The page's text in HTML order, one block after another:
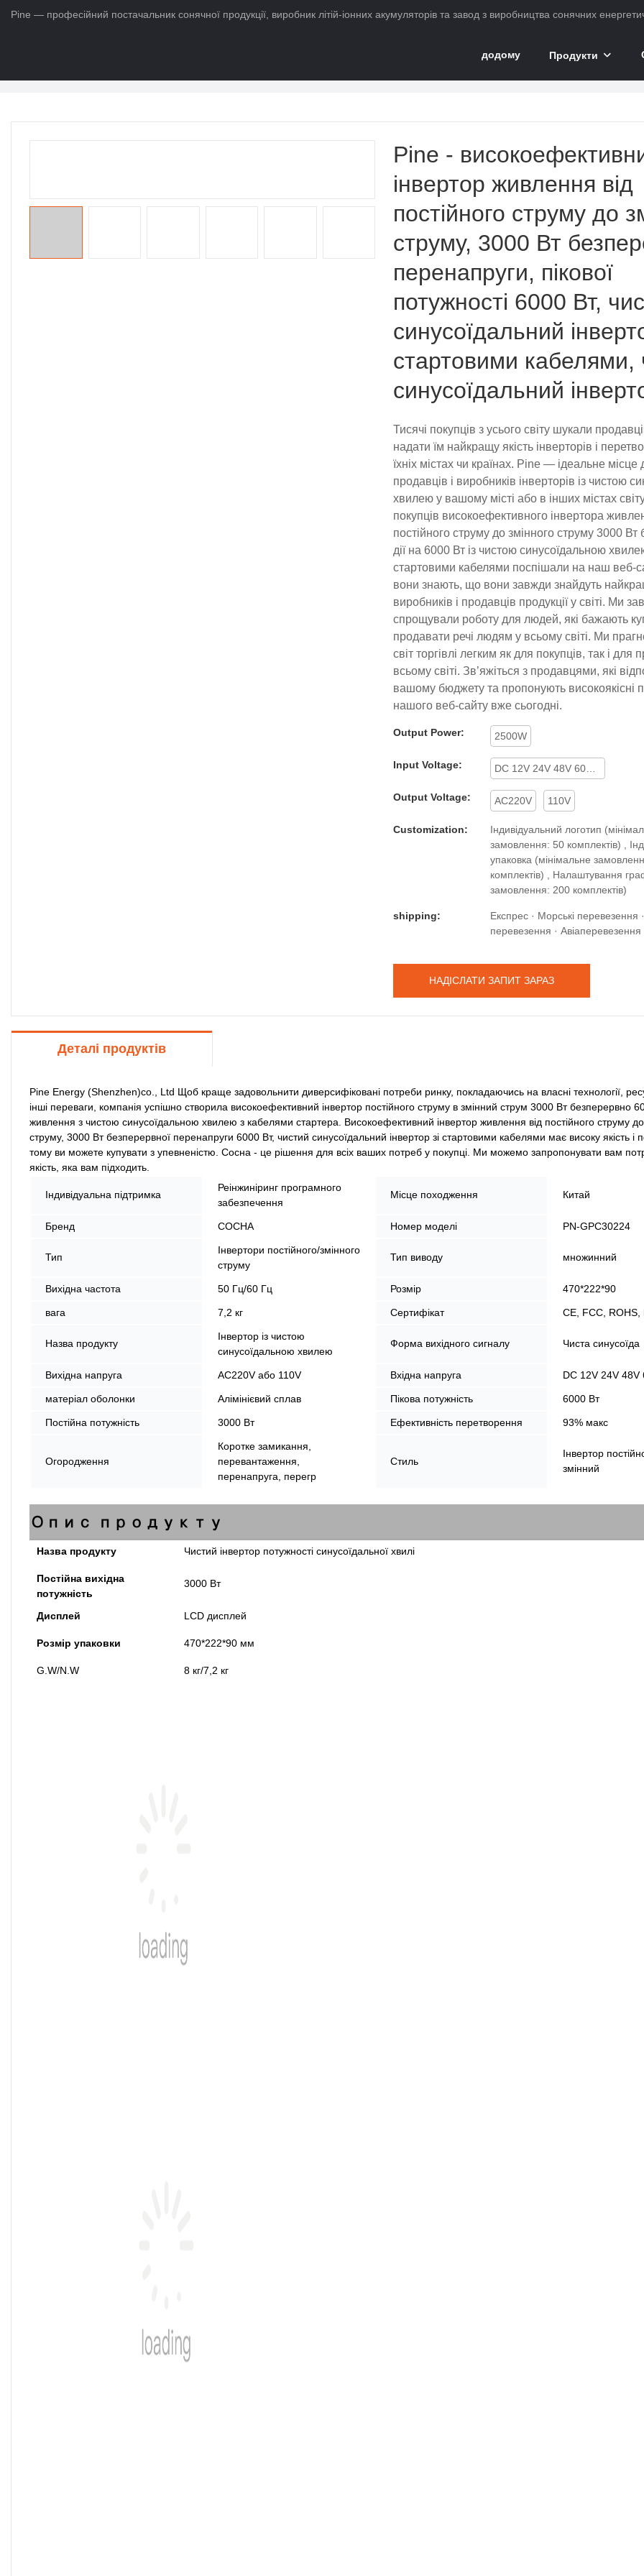
Pine — професійний постачальник сонячної продукції, виробник літій-іонних акумуляторів та завод з виробництва сонячних
додому Продукти
Pine -
інвертор живлення від
постійного струму до
струму, 3000 Вт
перенапруги, пікової
потужності 6000 Вт,
синусоїдальний
стартовими кабелями,
синусоїдальний
Тисячі покупців з усього світу шукали
надати їм найкращу якість інверторів і
їхніх містах чи країнах. Pine — ідеальне
продавців і виробників інверторів із чистою
хвилею у вашому місті або в інших містах
покупців високоефективного інвертора
постійного струму до змінного струму 3000 Вт
дії на 6000 Вт із чистою синусоїдальною
стартовими кабелями поспішали на наш веб-
вони знають, що вони завжди знайдуть
виробників і продавців продукції у світі. Ми
спрощували роботу для людей, які бажають
продавати речі людям у всьому світі. Ми
світ торгівлі легким як для покупців, так і для
всьому світі. Зв’яжіться з продавцями, які
вашому бюджету та пропонують високоякісні
нашого веб-сайту вже сьогодні.
Output Power: 2500W
Input Voltage:
Output Voltage: AC220V 110V
Customization:
Індивідуальний логотип
замовлення: 50 комплектів) ,
упаковка (мінімальне
комплектів) , Налаштування
замовлення: 200 комплектів)
shipping:
Експрес · Морські перевезення
перевезення · Авіаперевезення
НАДІСЛАТИ ЗАПИТ ЗАРАЗ
Деталі продуктів
Pine Energy (Shenzhen)co., Ltd Щоб краще задовольнити диверсифіковані потреби ринку, покладаючись на власні технології,
інші переваги, компанія успішно створила високоефективний інвертор постійного струму в змінний струм 3000 Вт безперервно
живлення з чистою синусоїдальною хвилею з кабелями стартера. Високоефективний інвертор живлення від постійного струму до
струму, 3000 Вт безперервної перенапруги 6000 Вт, чистий синусоїдальний інвертор зі стартовими кабелями має високу якість і
тому ви можете купувати з упевненістю. Сосна - це рішення для всіх ваших потреб у покупці. Ми можемо запропонувати вам
якість, яка вам підходить.
Індивідуальна підтримка
Реінжиніринг програмного
забезпечення
Місце походження Китай
Бренд СОСНА Номер моделі PN-GPC30224
Тип
Інвертори постійного/змінного
струму
Тип виводу множинний
Вихідна частота 50 Гц/60 Гц Розмір 470*222*90
вага 7,2 кг Сертифікат CE, FCC, ROHS,
Назва продукту
Інвертор із чистою
синусоїдальною хвилею
Форма вихідного сигналу Чиста синусоїда
Вихідна напруга AC220V або 110V Вхідна напруга DC 12V 24V 48V
матеріал оболонки Алімінієвий сплав Пікова потужність 6000 Вт
Постійна потужність 3000 Вт Ефективність перетворення 93% макс
Огородження
Коротке замикання,
перевантаження,
перенапруга, перегр
Стиль
Інвертор
змінний
Опис продукту
Назва продукту Чистий інвертор потужності синусоїдальної хвилі
Постійна вихідна
потужність
3000 Вт
Дисплей LCD дисплей
Розмір упаковки 470*222*90 мм
G.W/N.W 8 кг/7,2 кг